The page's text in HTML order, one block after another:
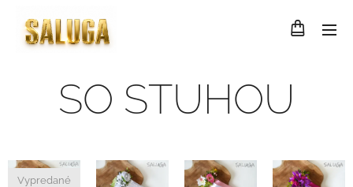
SO STUHOU
Vypredané